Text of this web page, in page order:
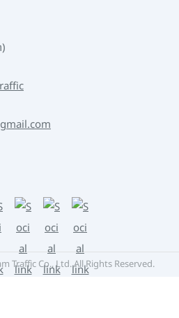
Traffic Co., Ltd. All Rights Reserved.